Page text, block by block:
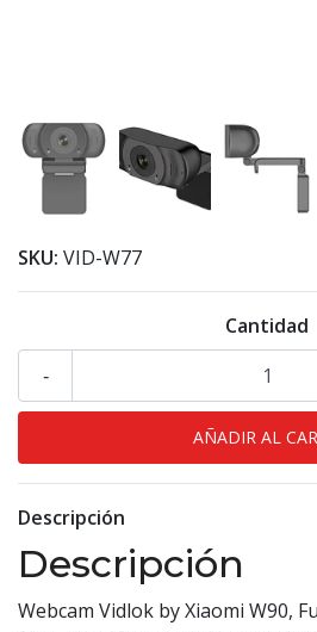
SKU: VID-W77
Cantidad
-
Descripción
Descripción
Webcam Vidlok by Xiaomi W90,